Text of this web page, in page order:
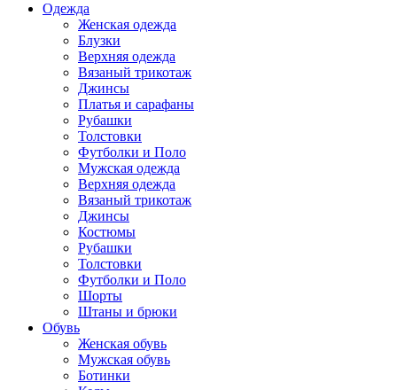
Одежда
Женская одежда
Блузки
Верхняя одежда
Вязаный трикотаж
Джинсы
Платья и сарафаны
Рубашки
Толстовки
Футболки и Поло
Мужская одежда
Верхняя одежда
Вязаный трикотаж
Джинсы
Костюмы
Рубашки
Толстовки
Футболки и Поло
Шорты
Штаны и брюки
Обувь
Женская обувь
Мужская обувь
Ботинки